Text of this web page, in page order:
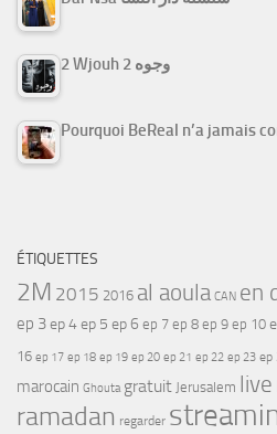
2 Wjouh 2 وجوه
Pourquoi BeReal n’a jamais
ÉTIQUETTES
2M 2015 2016 al aoula CAN en
ep 3ep 4ep 5 ep 6 ep 7 ep 8 ep 9 ep 10
16 ep 17 ep 18 ep 19 ep 20 ep 21 ep 22 ep 23 ep
marocain Ghouta gratuit Jerusalem live
ramadan regarder